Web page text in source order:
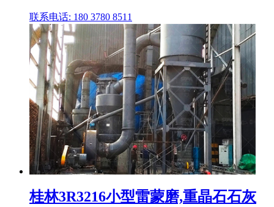
联系电话: 180 3780 8511
桂林3R3216小型雷蒙磨,重晶石石灰